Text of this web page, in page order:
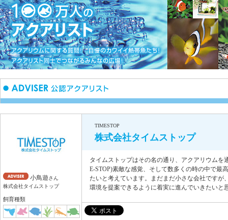
小鳥遊さん
株式会社タイムストップ
飼育種類
TIMESTOP
株式会社タイムストップ
タイムストップはその名の通り、アクアリウム
E-STOP)素敵な感覚、そして数多くの時の中で最
たいと考えています。まだまだ小さな会社ですが
環境を提案できるように着実に進んでいきたいと